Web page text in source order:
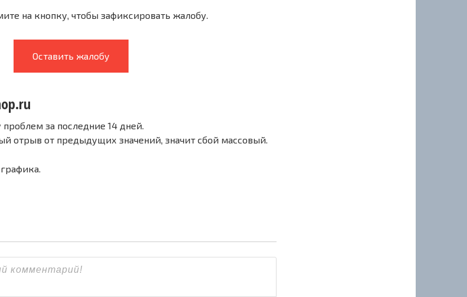
на кнопку, чтобы зафиксировать жалобу.
Оставить жалобу
за последние 14 дней.
отрыв от предыдущих значений, значит сбой массовый.